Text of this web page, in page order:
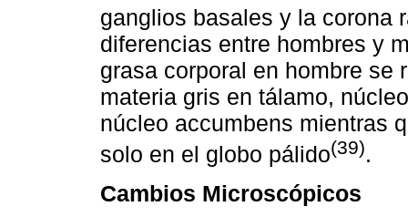
ganglios basales y la corona
diferencias entre hombres y
grasa corporal en hombre se
materia gris en tálamo,
núcleo accumbens mientras
solo en el globo pálido(39).
Cambios Microscópicos